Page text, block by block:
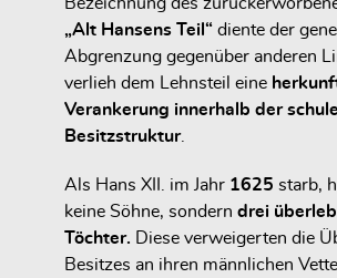
„Alt Hansens Teil“ diente der
Abgrenzung gegenüber anderen
verlieh dem Lehnsteil eine
Verankerung innerhalb der
Besitzstruktur.
Als Hans XII. im Jahr 1625 starb,
keine Söhne, sondern drei
Töchter. Diese verweigerten die
Besitzes an ihren männlichen